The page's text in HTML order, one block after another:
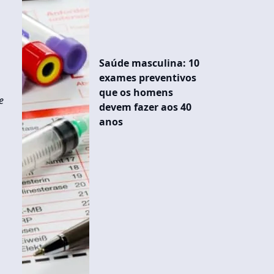
Saúde masculina: 10
exames preventivos
que os homens
devem fazer aos 40
anos